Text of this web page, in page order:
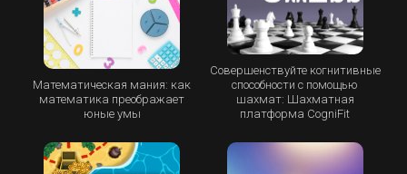
Математическая мания: как
математика преображает
юные умы
Совершенствуйте когнитивные
способности с помощью
шахмат: Шахматная
платформа CogniFit